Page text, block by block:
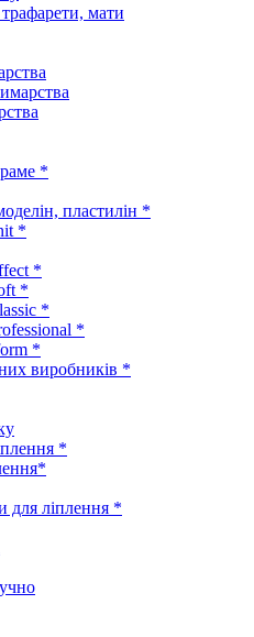
мати
*
пластилін *
*
*
*
*
*
*
виробників *
*
для ліплення *